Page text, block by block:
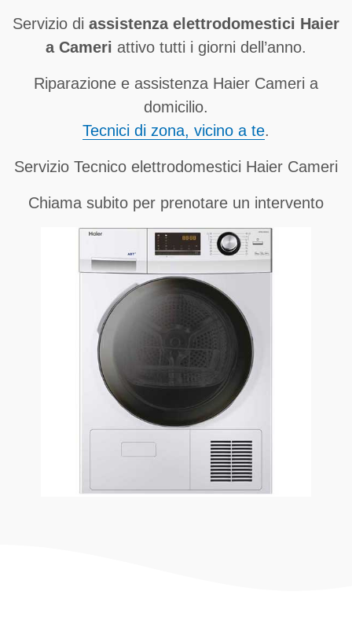
Servizio di assistenza elettrodomestici Haier
a Cameri attivo tutti i giorni dell’anno.
Riparazione e assistenza Haier Cameri a
domicilio.
Tecnici di zona, vicino a te.
Servizio Tecnico elettrodomestici Haier Cameri
Chiama subito per prenotare un intervento